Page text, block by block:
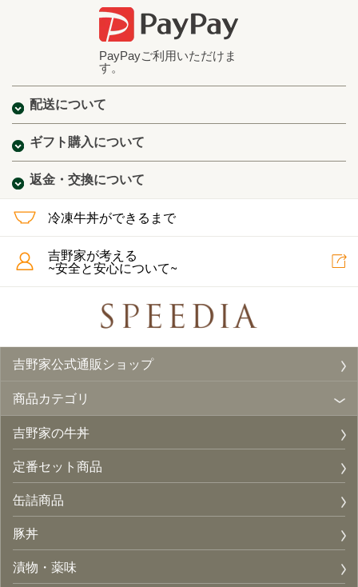
PayPayご利用いただけま
す。
配送について
ギフト購入について
返金・交換について
冷凍牛丼ができるまで
吉野家が考える
~安全と安心について~
吉野家公式通販ショップ
商品カテゴリ
吉野家の牛丼
定番セット商品
缶詰商品
豚丼
漬物・薬味